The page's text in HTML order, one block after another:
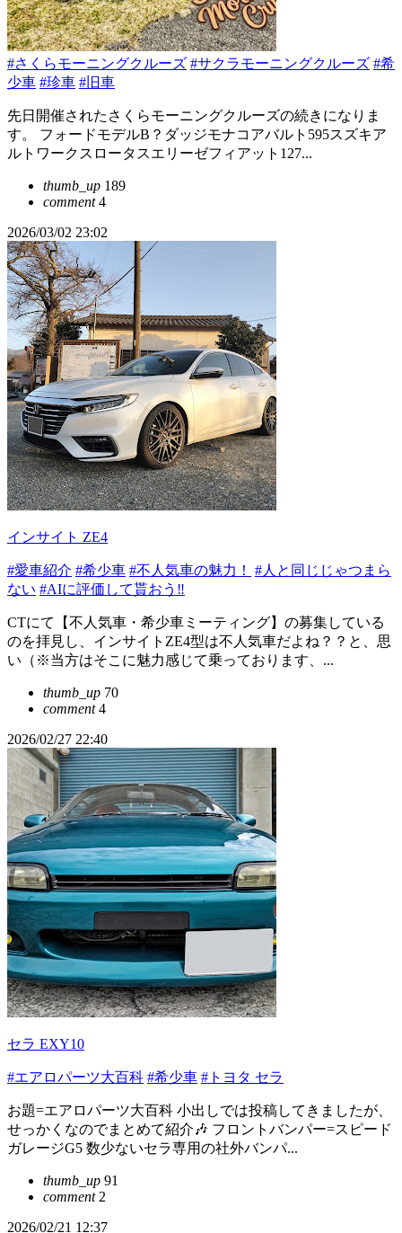
#さくらモーニングクルーズ #サクラモーニングクルーズ #希
少車 #珍車 #旧車
先日開催されたさくらモーニングクルーズの続きになりま
す。 フォードモデルB？ダッジモナコアバルト595スズキア
ルトワークスロータスエリーゼフィアット127...
thumb_up 189
comment4
2026/03/02 23:02
インサイト ZE4
#愛車紹介 #希少車 #不人気車の魅力！
#人と同じじゃつまら
ない #AIに評価して貰おう‼️
CTにて【不人気車・希少車ミーティング】の募集している
のを拝見し、インサイトZE4型は不人気車だよね？？と、思
い（※当方はそこに魅力感じて乗っております、...
thumb_up 70
comment4
2026/02/27 22:40
セラ EXY10
#エアロパーツ大百科 #希少車 #トヨタ セラ
お題=エアロパーツ大百科 小出しでは投稿してきましたが、
せっかくなのでまとめて紹介🎶 フロントバンパー=スピード
ガレージG5 数少ないセラ専用の社外バンパ...
thumb_up 91
comment2
2026/02/21 12:37